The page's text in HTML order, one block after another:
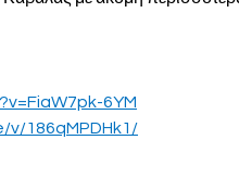
6YM
186qMPDHk1/